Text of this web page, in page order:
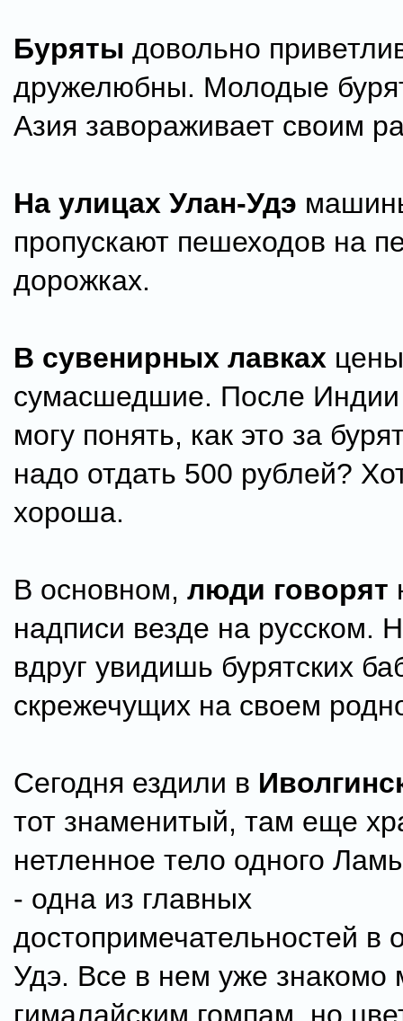
Буряты довольно
дружелюбны. Молодые
Азия завораживает своим
На улицах Улан-Удэ
пропускают пешеходов на
дорожках.
В сувенирных лавках цены
сумасшедшие. После Индии
могу понять, как это за
надо отдать 500 рублей?
хороша.
В основном, люди говорят
надписи везде на русском.
вдруг увидишь бурятских
скрежечущих на своем
Сегодня ездили в
тот знаменитый, там еще
нетленное тело одного
- одна из главных
достопримечательностей в
Удэ. Все в нем уже знакомо